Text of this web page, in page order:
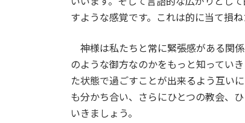
すような感覚です。これは的に当て損
神様は私たちと常に緊張感がある関
のような御方なのかをもっと知ってい
た状態で過ごすことが出来るよう互い
も分かち合い、さらにひとつの教会、
いきましょう。